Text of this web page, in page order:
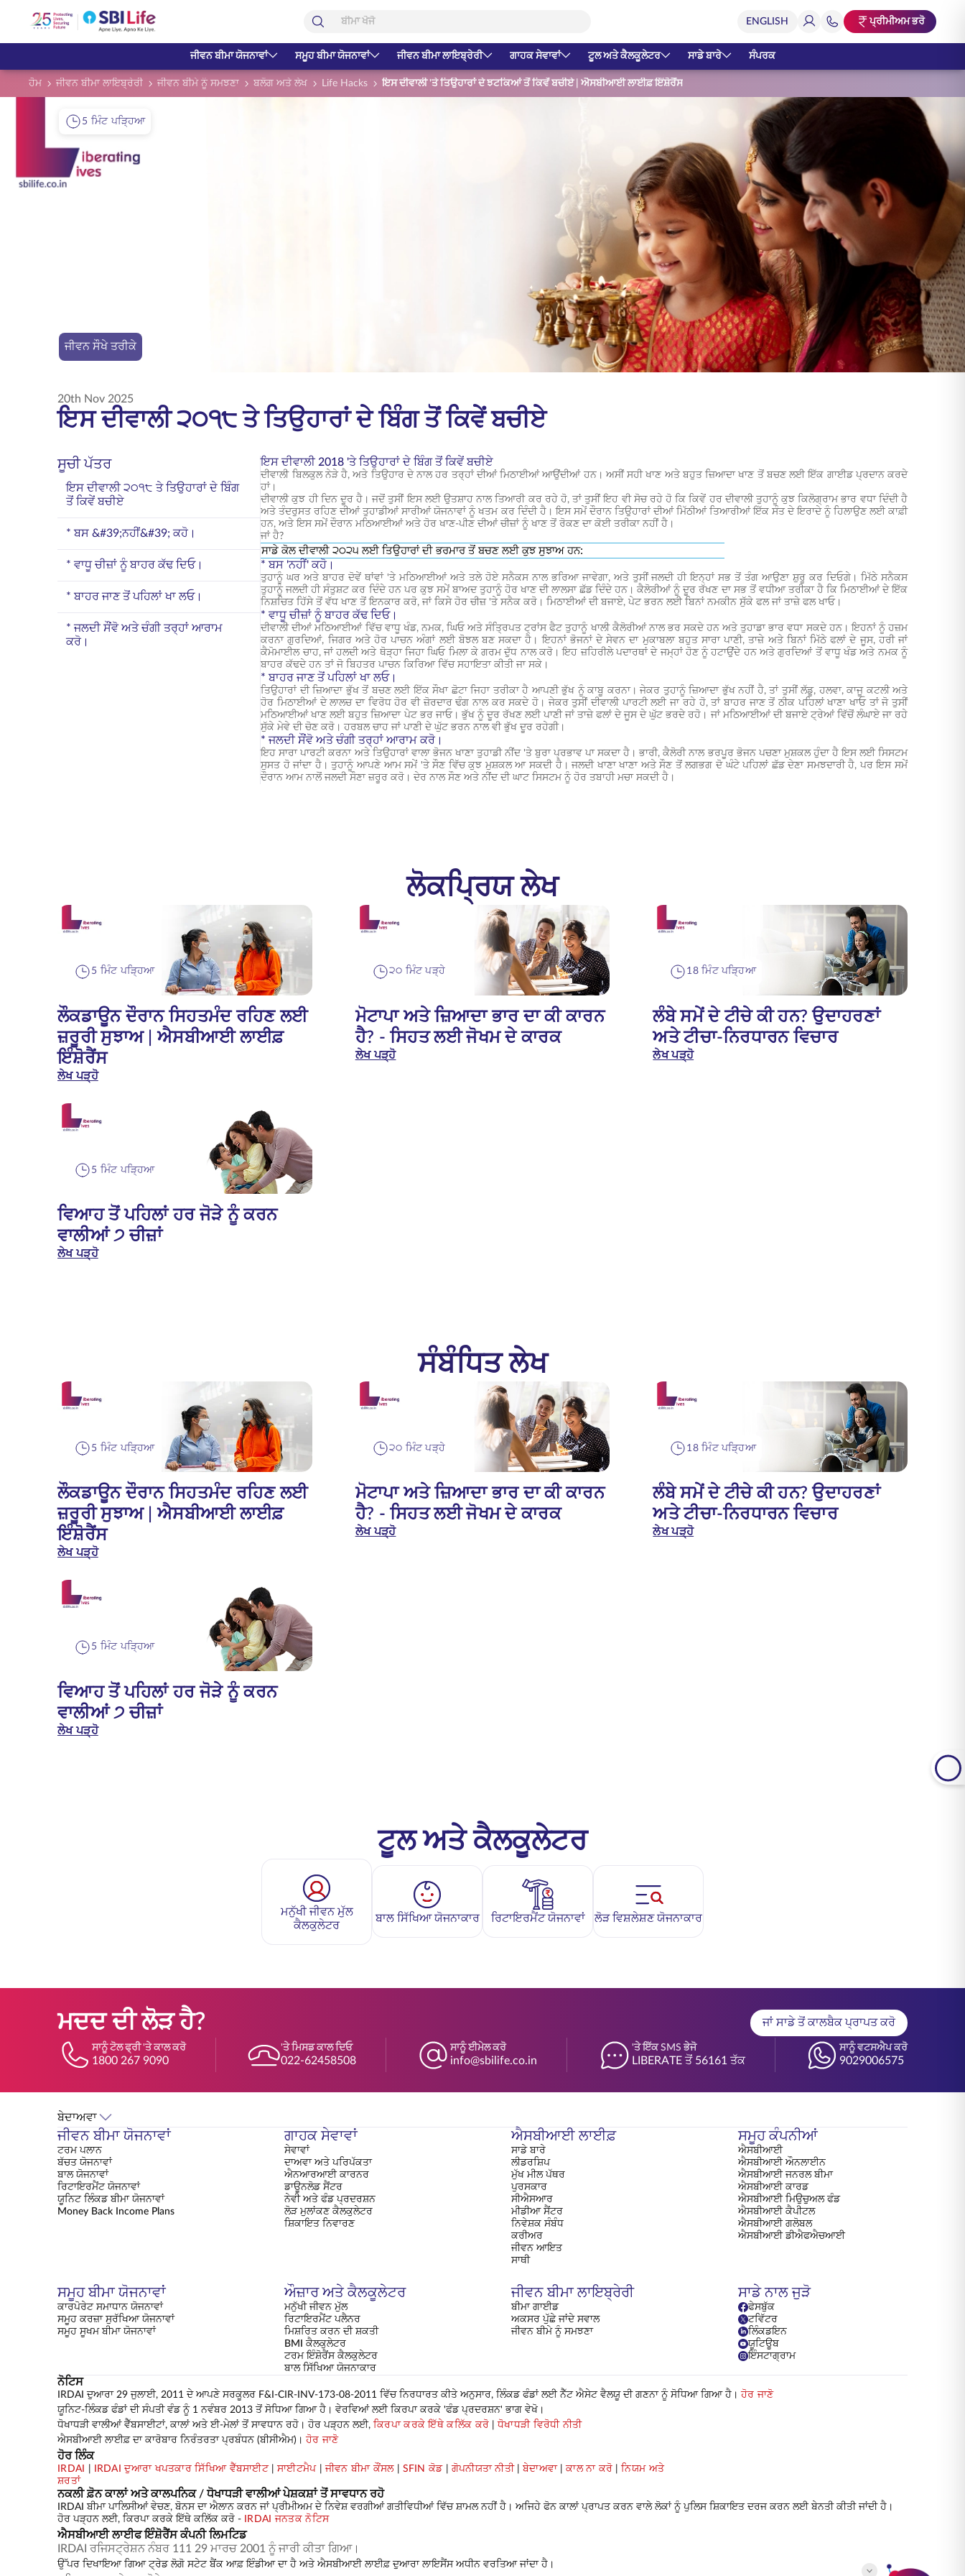
ਪ੍ਰੀਮੀਅਮ ਭਰੋ
ਜੀਵਨ ਬੀਮਾ ਯੋਜਨਾਵਾਂ ਸਮੂਹ ਬੀਮਾ ਯੋਜਨਾਵਾਂ ਜੀਵਨ ਬੀਮਾ ਲਾਇਬ੍ਰੇਰੀ ਗਾਹਕ ਸੇਵਾਵਾਂ ਟੂਲ ਅਤੇ ਕੈਲਕੂਲੇਟਰ ਸਾਡੇ ਬਾਰੇ ਸੰਪਰਕ
ਹੋਮ ਜੀਵਨ ਬੀਮਾ ਲਾਇਬ੍ਰੇਰੀ ਜੀਵਨ ਬੀਮੇ ਨੂੰ ਸਮਝਣਾ ਬਲੌਗ ਅਤੇ ਲੇਖ Life Hacks ਇਸ ਦੀਵਾਲੀ 'ਤੇ ਤਿਉਹਾਰਾਂ ਦੇ ਝਟਕਿਆਂ ਤੋਂ ਕਿਵੇਂ ਬਚੀਏ | ਐਸਬੀਆਈ ਲਾਈਫ਼ ਇੰਸ਼ੋਰੈਂਸ
5 ਮਿੰਟ ਪੜ੍ਹਿਆ
ਜੀਵਨ ਸੌਖੇ ਤਰੀਕੇ
20th Nov 2025
ਇਸ ਦੀਵਾਲੀ ੨੦੧੮ ਤੇ ਤਿਉਹਾਰਾਂ ਦੇ ਬਿੰਗ ਤੋਂ ਕਿਵੇਂ ਬਚੀਏ
ਸੂਚੀ ਪੱਤਰ
ਇਸ ਦੀਵਾਲੀ ੨੦੧੮ ਤੇ ਤਿਉਹਾਰਾਂ ਦੇ ਬਿੰਗ
ਤੋਂ ਕਿਵੇਂ ਬਚੀਏ
* ਬਸ &#39;ਨਹੀਂ&#39; ਕਹੋ।
* ਵਾਧੂ ਚੀਜ਼ਾਂ ਨੂੰ ਬਾਹਰ ਕੱਢ ਦਿਓ।
* ਬਾਹਰ ਜਾਣ ਤੋਂ ਪਹਿਲਾਂ ਖਾ ਲਓ।
* ਜਲਦੀ ਸੌਂਵੋ ਅਤੇ ਚੰਗੀ ਤਰ੍ਹਾਂ ਆਰਾਮ
ਕਰੋ।
ਇਸ ਦੀਵਾਲੀ 2018 'ਤੇ ਤਿਉਹਾਰਾਂ ਦੇ ਬਿੰਗ ਤੋਂ ਕਿਵੇਂ ਬਚੀਏ
ਦੀਵਾਲੀ ਬਿਲਕੁਲ ਨੇੜੇ ਹੈ, ਅਤੇ ਤਿਉਹਾਰ ਦੇ ਨਾਲ ਹਰ ਤਰ੍ਹਾਂ ਦੀਆਂ ਮਿਠਾਈਆਂ ਆਉਂਦੀਆਂ ਹਨ। ਅਸੀਂ ਸਹੀ ਖਾਣ ਅਤੇ ਬਹੁਤ ਜ਼ਿਆਦਾ ਖਾਣ ਤੋਂ ਬਚਣ ਲਈ ਇੱਕ ਗਾਈਡ ਪ੍ਰਦਾਨ ਕਰਦੇ
ਹਾਂ।
ਦੀਵਾਲੀ ਕੁਝ ਹੀ ਦਿਨ ਦੂਰ ਹੈ। ਜਦੋਂ ਤੁਸੀਂ ਇਸ ਲਈ ਉਤਸ਼ਾਹ ਨਾਲ ਤਿਆਰੀ ਕਰ ਰਹੇ ਹੋ, ਤਾਂ ਤੁਸੀਂ ਇਹ ਵੀ ਸੋਚ ਰਹੇ ਹੋ ਕਿ ਕਿਵੇਂ ਹਰ ਦੀਵਾਲੀ ਤੁਹਾਨੂੰ ਕੁਝ ਕਿਲੋਗ੍ਰਾਮ ਭਾਰ ਵਧਾ ਦਿੰਦੀ ਹੈ
ਅਤੇ ਤੰਦਰੁਸਤ ਰਹਿਣ ਦੀਆਂ ਤੁਹਾਡੀਆਂ ਸਾਰੀਆਂ ਯੋਜਨਾਵਾਂ ਨੂੰ ਖਤਮ ਕਰ ਦਿੰਦੀ ਹੈ। ਇਸ ਸਮੇਂ ਦੌਰਾਨ ਤਿਉਹਾਰਾਂ ਦੀਆਂ ਮਿੱਠੀਆਂ ਤਿਆਰੀਆਂ ਇੱਕ ਸੰਤ ਦੇ ਇਰਾਦੇ ਨੂੰ ਹਿਲਾਉਣ ਲਈ ਕਾਫ਼ੀ
ਹਨ, ਅਤੇ ਇਸ ਸਮੇਂ ਦੌਰਾਨ ਮਠਿਆਈਆਂ ਅਤੇ ਹੋਰ ਖਾਣ-ਪੀਣ ਦੀਆਂ ਚੀਜ਼ਾਂ ਨੂੰ ਖਾਣ ਤੋਂ ਰੋਕਣ ਦਾ ਕੋਈ ਤਰੀਕਾ ਨਹੀਂ ਹੈ।
ਜਾਂ ਹੈ?
ਸਾਡੇ ਕੋਲ ਦੀਵਾਲੀ ੨੦੨੫ ਲਈ ਤਿਉਹਾਰਾਂ ਦੀ ਭਰਮਾਰ ਤੋਂ ਬਚਣ ਲਈ ਕੁਝ ਸੁਝਾਅ ਹਨ:
* ਬਸ 'ਨਹੀਂ' ਕਹੋ।
ਤੁਹਾਨੂੰ ਘਰ ਅਤੇ ਬਾਹਰ ਦੋਵੇਂ ਥਾਂਵਾਂ 'ਤੇ ਮਠਿਆਈਆਂ ਅਤੇ ਤਲੇ ਹੋਏ ਸਨੈਕਸ ਨਾਲ ਭਰਿਆ ਜਾਵੇਗਾ, ਅਤੇ ਤੁਸੀਂ ਜਲਦੀ ਹੀ ਇਨ੍ਹਾਂ ਸਭ ਤੋਂ ਤੰਗ ਆਉਣਾ ਸ਼ੁਰੂ ਕਰ ਦਿਓਗੇ। ਮਿੱਠੇ ਸਨੈਕਸ
ਤੁਹਾਨੂੰ ਜਲਦੀ ਹੀ ਸੰਤੁਸ਼ਟ ਕਰ ਦਿੰਦੇ ਹਨ ਪਰ ਕੁਝ ਸਮੇਂ ਬਾਅਦ ਤੁਹਾਨੂੰ ਹੋਰ ਖਾਣ ਦੀ ਲਾਲਸਾ ਛੱਡ ਦਿੰਦੇ ਹਨ। ਕੈਲੋਰੀਆਂ ਨੂੰ ਦੂਰ ਰੱਖਣ ਦਾ ਸਭ ਤੋਂ ਵਧੀਆ ਤਰੀਕਾ ਹੈ ਕਿ ਮਿਠਾਈਆਂ ਦੇ ਇੱਕ
ਨਿਸ਼ਚਿਤ ਹਿੱਸੇ ਤੋਂ ਵੱਧ ਖਾਣ ਤੋਂ ਇਨਕਾਰ ਕਰੋ, ਜਾਂ ਕਿਸੇ ਹੋਰ ਚੀਜ਼ 'ਤੇ ਸਨੈਕ ਕਰੋ। ਮਿਠਾਈਆਂ ਦੀ ਬਜਾਏ, ਪੇਟ ਭਰਨ ਲਈ ਬਿਨਾਂ ਨਮਕੀਨ ਸੁੱਕੇ ਫਲ ਜਾਂ ਤਾਜ਼ੇ ਫਲ ਖਾਓ।
* ਵਾਧੂ ਚੀਜ਼ਾਂ ਨੂੰ ਬਾਹਰ ਕੱਢ ਦਿਓ।
ਦੀਵਾਲੀ ਦੀਆਂ ਮਠਿਆਈਆਂ ਵਿੱਚ ਵਾਧੂ ਖੰਡ, ਨਮਕ, ਘਿਓ ਅਤੇ ਸੰਤ੍ਰਿਪਤ ਟ੍ਰਾਂਸ ਫੈਟ ਤੁਹਾਨੂੰ ਖਾਲੀ ਕੈਲੋਰੀਆਂ ਨਾਲ ਭਰ ਸਕਦੇ ਹਨ ਅਤੇ ਤੁਹਾਡਾ ਭਾਰ ਵਧਾ ਸਕਦੇ ਹਨ। ਇਹਨਾਂ ਨੂੰ ਹਜ਼ਮ
ਕਰਨਾ ਗੁਰਦਿਆਂ, ਜਿਗਰ ਅਤੇ ਹੋਰ ਪਾਚਨ ਅੰਗਾਂ ਲਈ ਬੋਝਲ ਬਣ ਸਕਦਾ ਹੈ। ਇਹਨਾਂ ਭੋਜਨਾਂ ਦੇ ਸੇਵਨ ਦਾ ਮੁਕਾਬਲਾ ਬਹੁਤ ਸਾਰਾ ਪਾਣੀ, ਤਾਜ਼ੇ ਅਤੇ ਬਿਨਾਂ ਮਿੱਠੇ ਫਲਾਂ ਦੇ ਜੂਸ, ਹਰੀ ਜਾਂ
ਕੈਮੋਮਾਈਲ ਚਾਹ, ਜਾਂ ਹਲਦੀ ਅਤੇ ਥੋੜ੍ਹਾ ਜਿਹਾ ਘਿਓ ਮਿਲਾ ਕੇ ਗਰਮ ਦੁੱਧ ਨਾਲ ਕਰੋ। ਇਹ ਜ਼ਹਿਰੀਲੇ ਪਦਾਰਥਾਂ ਦੇ ਜਮ੍ਹਾਂ ਹੋਣ ਨੂੰ ਹਟਾਉਂਦੇ ਹਨ ਅਤੇ ਗੁਰਦਿਆਂ ਤੋਂ ਵਾਧੂ ਖੰਡ ਅਤੇ ਨਮਕ ਨੂੰ
ਬਾਹਰ ਕੱਢਦੇ ਹਨ ਤਾਂ ਜੋ ਬਿਹਤਰ ਪਾਚਨ ਕਿਰਿਆ ਵਿੱਚ ਸਹਾਇਤਾ ਕੀਤੀ ਜਾ ਸਕੇ।
* ਬਾਹਰ ਜਾਣ ਤੋਂ ਪਹਿਲਾਂ ਖਾ ਲਓ।
ਤਿਉਹਾਰਾਂ ਦੀ ਜ਼ਿਆਦਾ ਭੁੱਖ ਤੋਂ ਬਚਣ ਲਈ ਇੱਕ ਸੌਖਾ ਛੋਟਾ ਜਿਹਾ ਤਰੀਕਾ ਹੈ ਆਪਣੀ ਭੁੱਖ ਨੂੰ ਕਾਬੂ ਕਰਨਾ। ਜੇਕਰ ਤੁਹਾਨੂੰ ਜ਼ਿਆਦਾ ਭੁੱਖ ਨਹੀਂ ਹੈ, ਤਾਂ ਤੁਸੀਂ ਲੱਡੂ, ਹਲਵਾ, ਕਾਜੂ ਕਟਲੀ ਅਤੇ
ਹੋਰ ਮਿਠਾਈਆਂ ਦੇ ਲਾਲਚ ਦਾ ਵਿਰੋਧ ਹੋਰ ਵੀ ਜ਼ੋਰਦਾਰ ਢੰਗ ਨਾਲ ਕਰ ਸਕਦੇ ਹੋ। ਜੇਕਰ ਤੁਸੀਂ ਦੀਵਾਲੀ ਪਾਰਟੀ ਲਈ ਜਾ ਰਹੇ ਹੋ, ਤਾਂ ਬਾਹਰ ਜਾਣ ਤੋਂ ਠੀਕ ਪਹਿਲਾਂ ਖਾਣਾ ਖਾਓ ਤਾਂ ਜੋ ਤੁਸੀਂ
ਮਠਿਆਈਆਂ ਖਾਣ ਲਈ ਬਹੁਤ ਜ਼ਿਆਦਾ ਪੇਟ ਭਰ ਜਾਓ। ਭੁੱਖ ਨੂੰ ਦੂਰ ਰੱਖਣ ਲਈ ਪਾਣੀ ਜਾਂ ਤਾਜ਼ੇ ਫਲਾਂ ਦੇ ਜੂਸ ਦੇ ਘੁੱਟ ਭਰਦੇ ਰਹੋ। ਜਾਂ ਮਠਿਆਈਆਂ ਦੀ ਬਜਾਏ ਟ੍ਰੇਆਂ ਵਿੱਚੋਂ ਲੰਘਾਏ ਜਾ ਰਹੇ
ਸੁੱਕੇ ਮੇਵੇ ਦੀ ਚੋਣ ਕਰੋ। ਹਰਬਲ ਚਾਹ ਜਾਂ ਪਾਣੀ ਦੇ ਘੁੱਟ ਭਰਨ ਨਾਲ ਵੀ ਭੁੱਖ ਦੂਰ ਰਹੇਗੀ।
* ਜਲਦੀ ਸੌਂਵੋ ਅਤੇ ਚੰਗੀ ਤਰ੍ਹਾਂ ਆਰਾਮ ਕਰੋ।
ਇਹ ਸਾਰਾ ਪਾਰਟੀ ਕਰਨਾ ਅਤੇ ਤਿਉਹਾਰਾਂ ਵਾਲਾ ਭੋਜਨ ਖਾਣਾ ਤੁਹਾਡੀ ਨੀਂਦ 'ਤੇ ਬੁਰਾ ਪ੍ਰਭਾਵ ਪਾ ਸਕਦਾ ਹੈ। ਭਾਰੀ, ਕੈਲੋਰੀ ਨਾਲ ਭਰਪੂਰ ਭੋਜਨ ਪਚਣਾ ਮੁਸ਼ਕਲ ਹੁੰਦਾ ਹੈ ਇਸ ਲਈ ਸਿਸਟਮ
ਸੁਸਤ ਹੋ ਜਾਂਦਾ ਹੈ। ਤੁਹਾਨੂੰ ਆਪਣੇ ਆਮ ਸਮੇਂ 'ਤੇ ਸੌਣ ਵਿੱਚ ਕੁਝ ਮੁਸ਼ਕਲ ਆ ਸਕਦੀ ਹੈ। ਜਲਦੀ ਖਾਣਾ ਖਾਣਾ ਅਤੇ ਸੌਣ ਤੋਂ ਲਗਭਗ ਦੋ ਘੰਟੇ ਪਹਿਲਾਂ ਛੱਡ ਦੇਣਾ ਸਮਝਦਾਰੀ ਹੈ, ਪਰ ਇਸ ਸਮੇਂ
ਦੌਰਾਨ ਆਮ ਨਾਲੋਂ ਜਲਦੀ ਸੌਣਾ ਜ਼ਰੂਰ ਕਰੋ। ਦੇਰ ਨਾਲ ਸੌਣ ਅਤੇ ਨੀਂਦ ਦੀ ਘਾਟ ਸਿਸਟਮ ਨੂੰ ਹੋਰ ਤਬਾਹੀ ਮਚਾ ਸਕਦੀ ਹੈ।
ਲੋਕਪ੍ਰਿਯ ਲੇਖ
5 ਮਿੰਟ ਪੜ੍ਹਿਆ
ਲੌਕਡਾਊਨ ਦੌਰਾਨ ਸਿਹਤਮੰਦ ਰਹਿਣ ਲਈ
ਜ਼ਰੂਰੀ ਸੁਝਾਅ | ਐਸਬੀਆਈ ਲਾਈਫ਼
ਇੰਸ਼ੋਰੈਂਸ
ਲੇਖ ਪੜ੍ਹੋ
੨੦ ਮਿੰਟ ਪੜ੍ਹੇ
ਮੋਟਾਪਾ ਅਤੇ ਜ਼ਿਆਦਾ ਭਾਰ ਦਾ ਕੀ ਕਾਰਨ
ਹੈ? - ਸਿਹਤ ਲਈ ਜੋਖਮ ਦੇ ਕਾਰਕ
ਲੇਖ ਪੜ੍ਹੋ
18 ਮਿੰਟ ਪੜ੍ਹਿਆ
ਲੰਬੇ ਸਮੇਂ ਦੇ ਟੀਚੇ ਕੀ ਹਨ? ਉਦਾਹਰਣਾਂ
ਅਤੇ ਟੀਚਾ-ਨਿਰਧਾਰਨ ਵਿਚਾਰ
ਲੇਖ ਪੜ੍ਹੋ
5 ਮਿੰਟ ਪੜ੍ਹਿਆ
ਵਿਆਹ ਤੋਂ ਪਹਿਲਾਂ ਹਰ ਜੋੜੇ ਨੂੰ ਕਰਨ
ਵਾਲੀਆਂ ੭ ਚੀਜ਼ਾਂ
ਲੇਖ ਪੜ੍ਹੋ
ਸੰਬੰਧਿਤ ਲੇਖ
5 ਮਿੰਟ ਪੜ੍ਹਿਆ
ਲੌਕਡਾਊਨ ਦੌਰਾਨ ਸਿਹਤਮੰਦ ਰਹਿਣ ਲਈ
ਜ਼ਰੂਰੀ ਸੁਝਾਅ | ਐਸਬੀਆਈ ਲਾਈਫ਼
ਇੰਸ਼ੋਰੈਂਸ
ਲੇਖ ਪੜ੍ਹੋ
੨੦ ਮਿੰਟ ਪੜ੍ਹੇ
ਮੋਟਾਪਾ ਅਤੇ ਜ਼ਿਆਦਾ ਭਾਰ ਦਾ ਕੀ ਕਾਰਨ
ਹੈ? - ਸਿਹਤ ਲਈ ਜੋਖਮ ਦੇ ਕਾਰਕ
ਲੇਖ ਪੜ੍ਹੋ
18 ਮਿੰਟ ਪੜ੍ਹਿਆ
ਲੰਬੇ ਸਮੇਂ ਦੇ ਟੀਚੇ ਕੀ ਹਨ? ਉਦਾਹਰਣਾਂ
ਅਤੇ ਟੀਚਾ-ਨਿਰਧਾਰਨ ਵਿਚਾਰ
ਲੇਖ ਪੜ੍ਹੋ
5 ਮਿੰਟ ਪੜ੍ਹਿਆ
ਵਿਆਹ ਤੋਂ ਪਹਿਲਾਂ ਹਰ ਜੋੜੇ ਨੂੰ ਕਰਨ
ਵਾਲੀਆਂ ੭ ਚੀਜ਼ਾਂ
ਲੇਖ ਪੜ੍ਹੋ
ਟੂਲ ਅਤੇ ਕੈਲਕੂਲੇਟਰ
ਮਨੁੱਖੀ ਜੀਵਨ ਮੁੱਲ
ਕੈਲਕੁਲੇਟਰ
ਬਾਲ ਸਿੱਖਿਆ ਯੋਜਨਾਕਾਰ ਰਿਟਾਇਰਮੈਂਟ ਯੋਜਨਾਵਾਂ ਲੋੜ ਵਿਸ਼ਲੇਸ਼ਣ ਯੋਜਨਾਕਾਰ
ਮਦਦ ਦੀ ਲੋੜ ਹੈ? ਜਾਂ ਸਾਡੇ ਤੋਂ ਕਾਲਬੈਕ ਪ੍ਰਾਪਤ ਕਰੋ
ਸਾਨੂੰ ਟੋਲ ਫ੍ਰੀ 'ਤੇ ਕਾਲ ਕਰੋ
1800 267 9090
'ਤੇ ਮਿਸਡ ਕਾਲ ਦਿਓ
022-62458508
ਸਾਨੂੰ ਈਮੇਲ ਕਰੋ
info@sbilife.co.in
'ਤੇ ਇੱਕ SMS ਭੇਜੋ
LIBERATE ਤੋਂ 56161 ਤੱਕ
ਸਾਨੂੰ ਵਟਸਐਪ ਕਰੋ
9029006575
ਬੇਦਾਅਵਾ
ਜੀਵਨ ਬੀਮਾ ਯੋਜਨਾਵਾਂ
ਟਰਮ ਪਲਾਨ
ਬੱਚਤ ਯੋਜਨਾਵਾਂ
ਬਾਲ ਯੋਜਨਾਵਾਂ
ਰਿਟਾਇਰਮੈਂਟ ਯੋਜਨਾਵਾਂ
ਯੂਨਿਟ ਲਿੰਕਡ ਬੀਮਾ ਯੋਜਨਾਵਾਂ
Money Back Income Plans
ਗਾਹਕ ਸੇਵਾਵਾਂ
ਸੇਵਾਵਾਂ
ਦਾਅਵਾ ਅਤੇ ਪਰਿਪੱਕਤਾ
ਐਨਆਰਆਈ ਕਾਰਨਰ
ਡਾਊਨਲੋਡ ਸੈਂਟਰ
ਨੇਵੀ ਅਤੇ ਫੰਡ ਪ੍ਰਦਰਸ਼ਨ
ਲੋੜ ਮੁਲਾਂਕਣ ਕੈਲਕੁਲੇਟਰ
ਸ਼ਿਕਾਇਤ ਨਿਵਾਰਣ
ਐਸਬੀਆਈ ਲਾਈਫ਼
ਸਾਡੇ ਬਾਰੇ
ਲੀਡਰਸ਼ਿਪ
ਮੁੱਖ ਮੀਲ ਪੱਥਰ
ਪੁਰਸਕਾਰ
ਸੀਐਸਆਰ
ਮੀਡੀਆ ਸੈਂਟਰ
ਨਿਵੇਸ਼ਕ ਸੰਬੰਧ
ਕਰੀਅਰ
ਜੀਵਨ ਆਇਤ
ਸਾਥੀ
ਸਮੂਹ ਕੰਪਨੀਆਂ
ਐਸਬੀਆਈ
ਐਸਬੀਆਈ ਔਨਲਾਈਨ
ਐਸਬੀਆਈ ਜਨਰਲ ਬੀਮਾ
ਐਸਬੀਆਈ ਕਾਰਡ
ਐਸਬੀਆਈ ਮਿਉਚੁਅਲ ਫੰਡ
ਐਸਬੀਆਈ ਕੈਪੀਟਲ
ਐਸਬੀਆਈ ਗਲੋਬਲ
ਐਸਬੀਆਈ ਡੀਐਫਐਚਆਈ
ਸਮੂਹ ਬੀਮਾ ਯੋਜਨਾਵਾਂ
ਕਾਰਪੋਰੇਟ ਸਮਾਧਾਨ ਯੋਜਨਾਵਾਂ
ਸਮੂਹ ਕਰਜ਼ਾ ਸੁਰੱਖਿਆ ਯੋਜਨਾਵਾਂ
ਸਮੂਹ ਸੂਖਮ ਬੀਮਾ ਯੋਜਨਾਵਾਂ
ਔਜ਼ਾਰ ਅਤੇ ਕੈਲਕੂਲੇਟਰ
ਮਨੁੱਖੀ ਜੀਵਨ ਮੁੱਲ
ਰਿਟਾਇਰਮੈਂਟ ਪਲੈਨਰ
ਮਿਸ਼ਰਿਤ ਕਰਨ ਦੀ ਸ਼ਕਤੀ
BMI ਕੈਲਕੁਲੇਟਰ
ਟਰਮ ਇੰਸ਼ੋਰੈਂਸ ਕੈਲਕੁਲੇਟਰ
ਬਾਲ ਸਿੱਖਿਆ ਯੋਜਨਾਕਾਰ
ਜੀਵਨ ਬੀਮਾ ਲਾਇਬ੍ਰੇਰੀ
ਬੀਮਾ ਗਾਈਡ
ਅਕਸਰ ਪੁੱਛੇ ਜਾਂਦੇ ਸਵਾਲ
ਜੀਵਨ ਬੀਮੇ ਨੂੰ ਸਮਝਣਾ
ਸਾਡੇ ਨਾਲ ਜੁੜੋ
ਫੇਸਬੁੱਕ
ਟਵਿੱਟਰ
ਲਿੰਕਡਇਨ
ਯੂਟਿਊਬ
ਇੰਸਟਾਗ੍ਰਾਮ
ਨੋਟਿਸ
IRDAI ਦੁਆਰਾ 29 ਜੁਲਾਈ, 2011 ਦੇ ਆਪਣੇ ਸਰਕੂਲਰ F&I-CIR-INV-173-08-2011 ਵਿੱਚ ਨਿਰਧਾਰਤ ਕੀਤੇ ਅਨੁਸਾਰ, ਲਿੰਕਡ ਫੰਡਾਂ ਲਈ ਨੈੱਟ ਐਸੇਟ ਵੈਲਯੂ ਦੀ ਗਣਨਾ ਨੂੰ ਸੋਧਿਆ ਗਿਆ ਹੈ।ਹੋਰ ਜਾਣੋ
ਯੂਨਿਟ-ਲਿੰਕਡ ਫੰਡਾਂ ਦੀ ਸੰਪਤੀ ਵੰਡ ਨੂੰ 1 ਨਵੰਬਰ 2013 ਤੋਂ ਸੋਧਿਆ ਗਿਆ ਹੈ। ਵੇਰਵਿਆਂ ਲਈ ਕਿਰਪਾ ਕਰਕੇ 'ਫੰਡ ਪ੍ਰਦਰਸ਼ਨ' ਭਾਗ ਵੇਖੋ।
ਧੋਖਾਧੜੀ ਵਾਲੀਆਂ ਵੈੱਬਸਾਈਟਾਂ, ਕਾਲਾਂ ਅਤੇ ਈ-ਮੇਲਾਂ ਤੋਂ ਸਾਵਧਾਨ ਰਹੋ। ਹੋਰ ਪੜ੍ਹਨ ਲਈ, ਕਿਰਪਾ ਕਰਕੇ ਇੱਥੇ ਕਲਿੱਕ ਕਰੋ |ਧੋਖਾਧੜੀ ਵਿਰੋਧੀ ਨੀਤੀ
ਐਸਬੀਆਈ ਲਾਈਫ਼ ਦਾ ਕਾਰੋਬਾਰ ਨਿਰੰਤਰਤਾ ਪ੍ਰਬੰਧਨ (ਬੀਸੀਐਮ)।ਹੋਰ ਜਾਣੋ
ਹੋਰ ਲਿੰਕ
IRDAI IRDAI ਦੁਆਰਾ ਖਪਤਕਾਰ ਸਿੱਖਿਆ ਵੈੱਬਸਾਈਟ|ਸਾਈਟਮੈਪ|ਜੀਵਨ ਬੀਮਾ ਕੌਂਸਲ| SFIN ਕੋਡ| ਗੋਪਨੀਯਤਾ ਨੀਤੀ|ਬੇਦਾਅਵਾ|ਕਾਲ ਨਾ ਕਰੋ |ਨਿਯਮ ਅਤੇ
ਸ਼ਰਤਾਂ
ਨਕਲੀ ਫ਼ੋਨ ਕਾਲਾਂ ਅਤੇ ਕਾਲਪਨਿਕ / ਧੋਖਾਧੜੀ ਵਾਲੀਆਂ ਪੇਸ਼ਕਸ਼ਾਂ ਤੋਂ ਸਾਵਧਾਨ ਰਹੋ
IRDAI ਬੀਮਾ ਪਾਲਿਸੀਆਂ ਵੇਚਣ, ਬੋਨਸ ਦਾ ਐਲਾਨ ਕਰਨ ਜਾਂ ਪ੍ਰੀਮੀਅਮ ਦੇ ਨਿਵੇਸ਼ ਵਰਗੀਆਂ ਗਤੀਵਿਧੀਆਂ ਵਿੱਚ ਸ਼ਾਮਲ ਨਹੀਂ ਹੈ। ਅਜਿਹੇ ਫੋਨ ਕਾਲਾਂ ਪ੍ਰਾਪਤ ਕਰਨ ਵਾਲੇ ਲੋਕਾਂ ਨੂੰ ਪੁਲਿਸ ਸ਼ਿਕਾਇਤ ਦਰਜ ਕਰਨ ਲਈ ਬੇਨਤੀ ਕੀਤੀ ਜਾਂਦੀ ਹੈ।
ਹੋਰ ਪੜ੍ਹਨ ਲਈ, ਕਿਰਪਾ ਕਰਕੇ ਇੱਥੇ ਕਲਿੱਕ ਕਰੋ -
IRDAI ਜਨਤਕ ਨੋਟਿਸ
ਐਸਬੀਆਈ ਲਾਈਫ ਇੰਸ਼ੋਰੈਂਸ ਕੰਪਨੀ ਲਿਮਟਿਡ
IRDAI ਰਜਿਸਟ੍ਰੇਸ਼ਨ ਨੰਬਰ 111 29 ਮਾਰਚ 2001 ਨੂੰ ਜਾਰੀ ਕੀਤਾ ਗਿਆ।
ਉੱਪਰ ਦਿਖਾਇਆ ਗਿਆ ਟ੍ਰੇਡ ਲੋਗੋ ਸਟੇਟ ਬੈਂਕ ਆਫ਼ ਇੰਡੀਆ ਦਾ ਹੈ ਅਤੇ ਐਸਬੀਆਈ ਲਾਈਫ਼ ਦੁਆਰਾ ਲਾਇਸੈਂਸ ਅਧੀਨ ਵਰਤਿਆ ਜਾਂਦਾ ਹੈ।